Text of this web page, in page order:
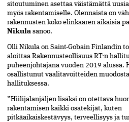
sitoutuminen asettaa väistämättä
myös rakentamiselle. Olennaista on
rakennusten koko elinkaaren aikaisia
Nikula sanoo.
Olli Nikula on Saint-Gobain Finlandin
aloittaa Rakennusteollisuus RT:n
puheenjohtajana vuoden 2019 alussa.
osallistunut vaalitavoitteiden
hallituksessa.
”Hiilijalanjäljen lisäksi on otettava
rakentamisen kaikki osatekijät, kuten
pitkäaikaiskestävyys, terveellisyys ja